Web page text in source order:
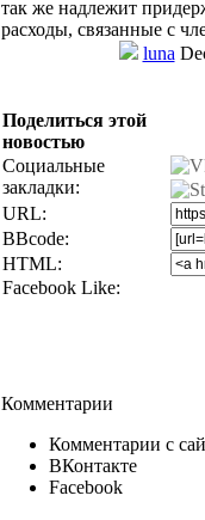
так же надлежит
расходы, связанные с
luna
Поделиться этой
новостью
Социальные
закладки:
URL:
BBcode:
HTML:
Facebook Like:
Комментарии
Комментарии с
ВКонтакте
Facebook